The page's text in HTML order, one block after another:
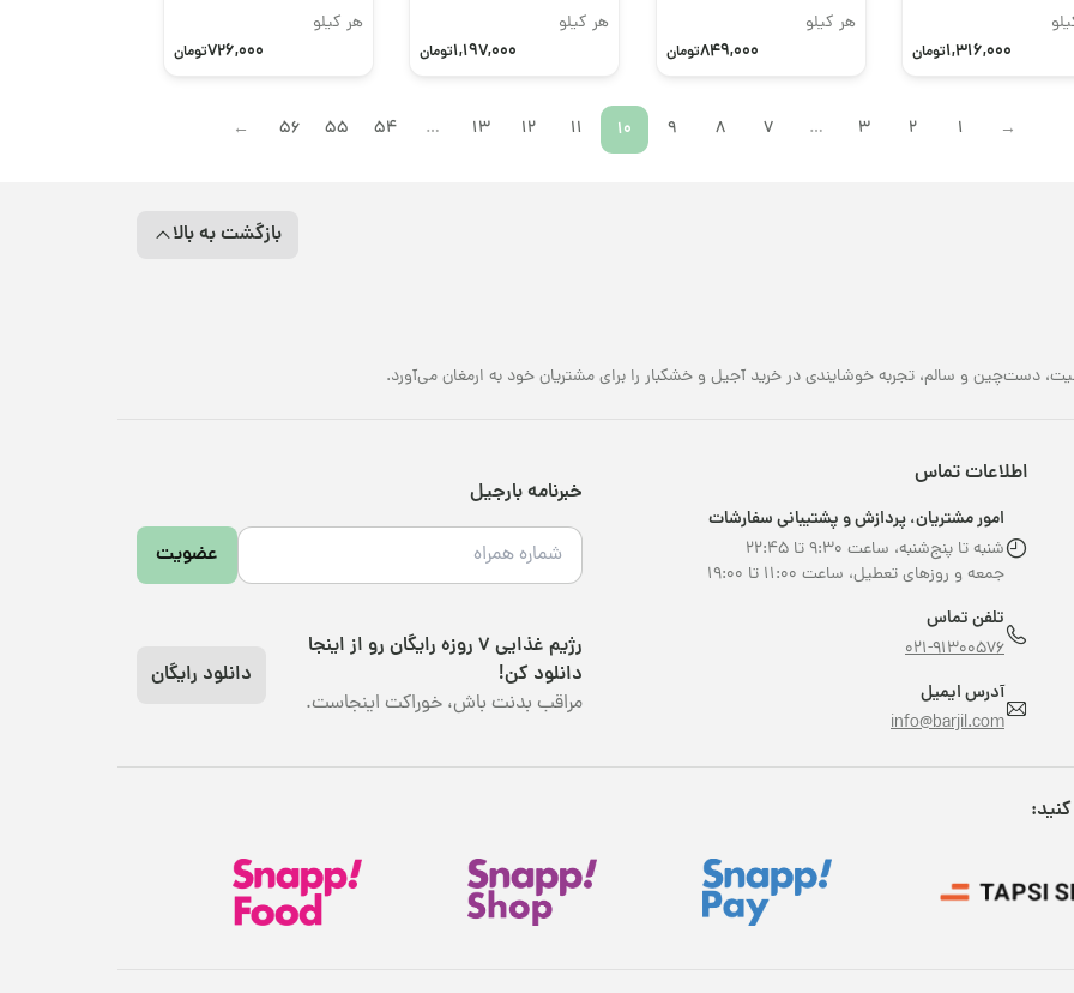
1,316,000تومان
هر کیلو
849,000تومان
هر کیلو
1,197,000تومان
هر کیلو
726,000تومان
←
1
2
3
…
7
8
9
10
11
12
13
…
54
55
56
→
بازگشت به بالا
دست‌چین و سالم، تجربه خوشایندی در خرید آجیل و خشکبار را برای مشتریان خود به ارمغان می‌آورد.
اطلاعات تماس
امور مشتریان، پردازش و پشتیبانی سفارشات
شنبه تا پنج‌شنبه، ساعت ۹:۳۰ تا ۲۲:۴۵
جمعه و روزهای تعطیل، ساعت ۱۱:۰۰ تا ۱۹:۰۰
تلفن تماس
021-91300576
آدرس ایمیل
info@barjil.com
خبرنامه بارجیل
عضویت
رژیم غذایی 7 روزه رایگان رو از اینجا
دانلود کن!
مراقب بدنت باش، خوراکت اینجاست.
دانلود رایگان